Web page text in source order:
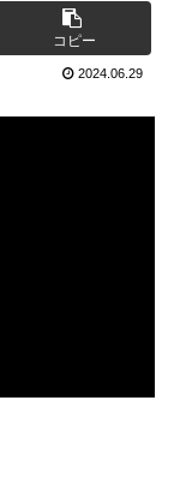
コピー
2024.06.29